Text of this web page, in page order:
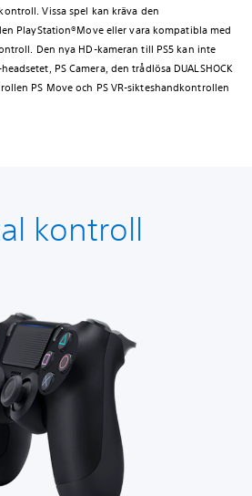
Vissa spel kan kräva den
PlayStation®Move eller vara kompatibla med
Den nya HD-kameran till PS5 kan inte
PS Camera, den trådlösa DUALSHOCK
PS Move och PS VR-sikteshandkontrollen
kontroll